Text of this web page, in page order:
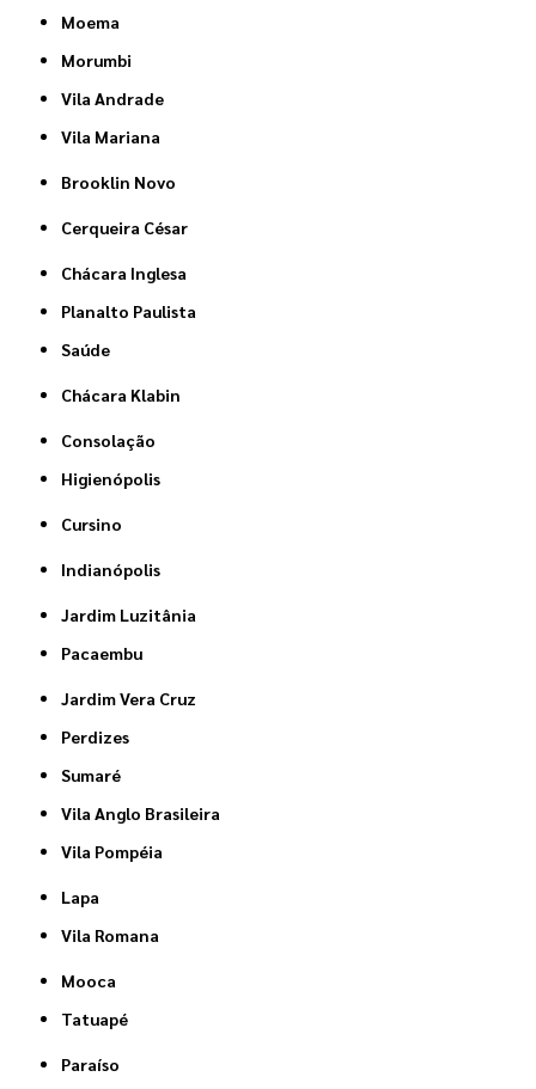
Moema
Morumbi
Vila Andrade
Vila Mariana
Brooklin Novo
Cerqueira César
Chácara Inglesa
Planalto Paulista
Saúde
Chácara Klabin
Consolação
Higienópolis
Cursino
Indianópolis
Jardim Luzitânia
Pacaembu
Jardim Vera Cruz
Perdizes
Sumaré
Vila Anglo Brasileira
Vila Pompéia
Lapa
Vila Romana
Mooca
Tatuapé
Paraíso